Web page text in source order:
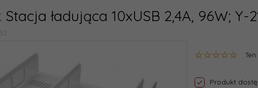
Stacja ładująca 10xUSB 2,4A, 96W; Y-
Produkt